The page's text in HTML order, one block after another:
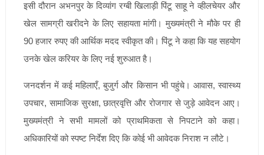
इसी दौरान अभनपुर के दिव्यांग रग्बी खिलाड़ी पिंटू साहू ने व्हीलचेयर और
खेल सामग्री खरीदने के लिए सहायता मांगी। मुख्यमंत्री ने मौके पर ही
90 हजार रुपए की आर्थिक मदद स्वीकृत की। पिंटू ने कहा कि यह सहयोग
उनके खेल करियर के लिए नई शुरुआत है।
जनदर्शन में कई महिलाएँ, बुजुर्ग और किसान भी पहुंचे। आवास, स्वास्थ्य
उपचार, सामाजिक सुरक्षा, छात्रवृत्ति और रोजगार से जुड़े आवेदन आए।
मुख्यमंत्री ने सभी मामलों को प्राथमिकता से निपटाने को कहा।
अधिकारियों को स्पष्ट निर्देश दिए कि कोई भी आवेदक निराश न लौटे।